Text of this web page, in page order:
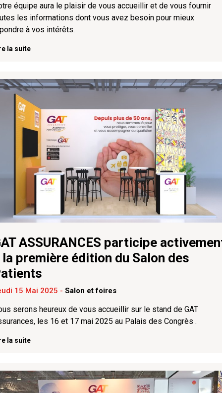
équipe aura le plaisir de vous accueillir et de vous fournir
les informations dont vous avez besoin pour mieux
à vos intérêts.
la suite
ASSURANCES participe
la première édition du Salon des
15 Mai 2025 - Salon et foires
serons heureux de vous accueillir sur le stand de GAT
les 16 et 17 mai 2025 au Palais des Congrès .
la suite